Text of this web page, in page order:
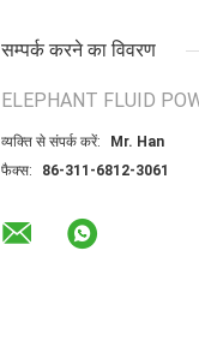
सम्पर्क करने का विवरण
ELEPHANT FLUID
व्यक्ति से संपर्क करें:
Mr. Han
फैक्स:
86-311-6812-3061